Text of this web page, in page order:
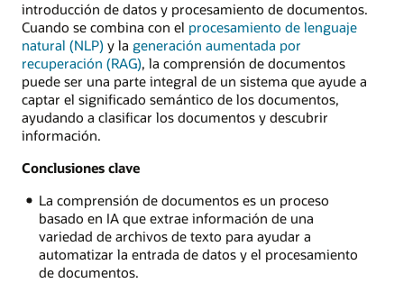
introducción de datos y procesamiento de documentos.
Cuando se combina con el procesamiento de lenguaje
natural (NLP) y la generación aumentada por
recuperación (RAG), la comprensión de documentos
puede ser una parte integral de un sistema que ayude a
captar el significado semántico de los documentos,
ayudando a clasificar los documentos y descubrir
información.
Conclusiones clave
La comprensión de documentos es un proceso
basado en IA que extrae información de una
variedad de archivos de texto para ayudar a
automatizar la entrada de datos y el procesamiento
de documentos.